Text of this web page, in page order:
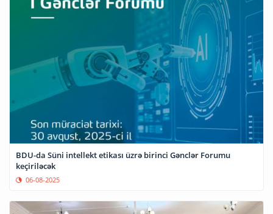
BDU-da Süni intellekt etikası üzrə birinci Gənclər Forumu
keçiriləcək
06-08-2025